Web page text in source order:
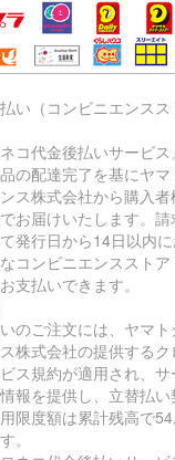
い（コンビニエンスス
コ代金後払いサービス
の配達完了を基にヤマ
ス株式会社から購入者
お届けいたします。
発行日から14日以内
コンビニエンススト
支払いできます。
のご注文には、ヤマト
株式会社の提供する
ス規約が適用され、
報を提供し、立替払い
限度額は累計残高で
。